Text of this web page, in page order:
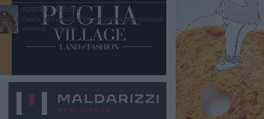
VENERDÌ 7 AGOSTO
Festa patronale, il programma completo di
venerdì 7 agosto